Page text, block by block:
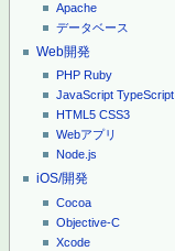
Apache
データベース
Web開発
PHP Ruby
JavaScript TypeScript
HTML5 CSS3
Webアプリ
Node.js
iOS/開発
Cocoa
Objective-C
Xcode